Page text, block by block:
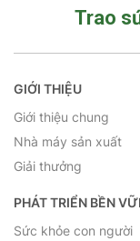
Trao
GIỚI THIỆU
Giới thiệu chung
Nhà máy sản xuất
Giải thưởng
PHÁT TRIỂN BỀN
Sức khỏe con người